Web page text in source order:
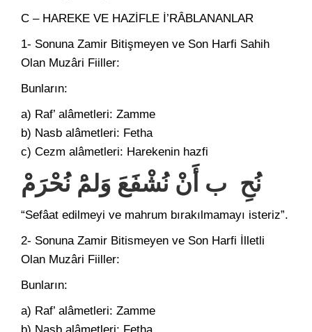
C – HAREKE VE HAZİFLE İ’RÂBLANANLAR
1- Sonuna Zamir Bitişmeyen ve Son Harfi Sahih
Olan Muzâri Fiiller:
Bunların:
a) Raf’ alâmetleri: Zamme
b) Nasb alâmetleri: Fetha
c) Cezm alâmetleri: Harekenin hazfi
نُحِ ب أَنْ نُشْفَعَ وَلمَْ نُحْرَمْ
“Sefâat edilmeyi ve mahrum bırakılmamayı isteriz”.
2- Sonuna Zamir Bitismeyen ve Son Harfi İlletli
Olan Muzâri Fiiller:
Bunların:
a) Raf’ alâmetleri: Zamme